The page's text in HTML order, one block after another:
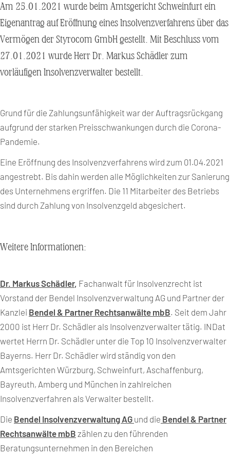
Am 25.01.2021 wurde beim Amtsgericht Schweinfurt ein
Eigenantrag auf Eröffnung eines Insolvenzverfahrens über das
Vermögen der Styrocom GmbH gestellt. Mit Beschluss vom
27.01.2021 wurde Herr Dr. Markus Schädler zum
vorläufigen Insolvenzverwalter bestellt.
Grund für die Zahlungsunfähigkeit war der Auftragsrückgang
aufgrund der starken Preisschwankungen durch die Corona-
Pandemie.
Eine Eröffnung des Insolvenzverfahrens wird zum 01.04.2021
angestrebt. Bis dahin werden alle Möglichkeiten zur Sanierung
des Unternehmens ergriffen. Die 11 Mitarbeiter des Betriebs
sind durch Zahlung von Insolvenzgeld abgesichert.
Weitere Informationen:
Dr. Markus Schädler, Fachanwalt für Insolvenzrecht ist
Vorstand der Bendel Insolvenzverwaltung AG und Partner der
Kanzlei Bendel & Partner Rechtsanwälte mbB. Seit dem Jahr
2000 ist Herr Dr. Schädler als Insolvenzverwalter tätig. INDat
wertet Herrn Dr. Schädler unter die Top 10 Insolvenzverwalter
Bayerns. Herr Dr. Schädler wird ständig von den
Amtsgerichten Würzburg, Schweinfurt, Aschaffenburg,
Bayreuth, Amberg und München in zahlreichen
Insolvenzverfahren als Verwalter bestellt.
Die Bendel Insolvenzverwaltung AG und die Bendel & Partner
Rechtsanwälte mbB zählen zu den führenden
Beratungsunternehmen in den Bereichen